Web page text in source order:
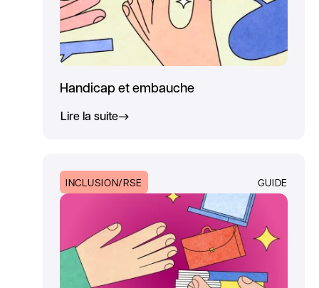
Handicap et embauche
Lire la suite
INCLUSION/RSE GUIDE